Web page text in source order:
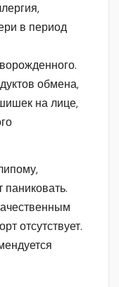
в период
обмена,
на лице,
отсутствует.